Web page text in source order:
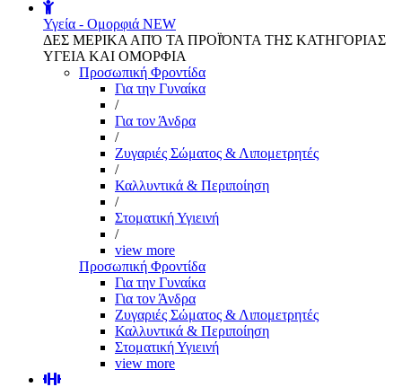
Υγεία - Ομορφιά NEW
ΔΕΣ ΜΕΡΙΚΑ ΑΠΌ ΤΑ ΠΡΟΪΌΝΤΑ ΤΗΣ ΚΑΤΗΓΟΡΙΑΣ
ΥΓΕΙΑ ΚΑΙ ΟΜΟΡΦΙΑ
Προσωπική Φροντίδα
Για την Γυναίκα
/
Για τον Άνδρα
/
Ζυγαριές Σώματος & Λιπομετρητές
/
Καλλυντικά & Περιποίηση
/
Στοματική Υγιεινή
/
view more
Προσωπική Φροντίδα
Για την Γυναίκα
Για τον Άνδρα
Ζυγαριές Σώματος & Λιπομετρητές
Καλλυντικά & Περιποίηση
Στοματική Υγιεινή
view more